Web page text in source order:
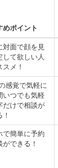
めポイント
対面で顔を見
して欲しい人
スメ！
感覚で気軽に
いつでも気軽
だけで相談が
で簡単に予約
ができる！